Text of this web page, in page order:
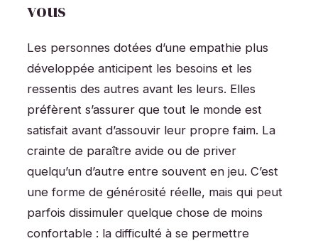
vous
Les personnes dotées d’une empathie plus
développée anticipent les besoins et les
ressentis des autres avant les leurs. Elles
préfèrent s’assurer que tout le monde est
satisfait avant d’assouvir leur propre faim. La
crainte de paraître avide ou de priver
quelqu’un d’autre entre souvent en jeu. C’est
une forme de générosité réelle, mais qui peut
parfois dissimuler quelque chose de moins
confortable : la difficulté à se permettre